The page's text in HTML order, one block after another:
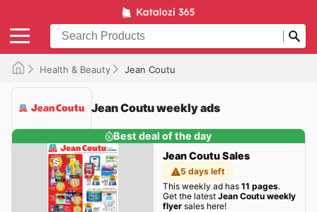
Health & Beauty Jean Coutu
Jean Coutu weekly ads
Best deal of the day
Jean Coutu Sales
5 days left
This weekly ad has 11 pages.
Get the latest Jean Coutu weekly
flyersales here!